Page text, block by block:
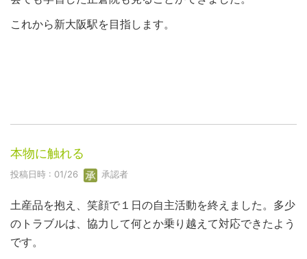
これから新大阪駅を目指します。
本物に触れる
投稿日時 : 01/26 承認者
土産品を抱え、笑顔で１日の自主活動を終えました。多少
のトラブルは、協力して何とか乗り越えて対応できたよう
です。